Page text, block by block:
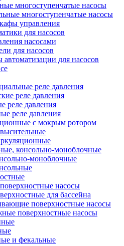
многоступенчатые насосы
многоступенчатые насосы
управления
для насосов
насосами
для насосов
для насосов
реле давления
реле давления
реле давления
реле давления
с мокрым ротором
консольно-моноблочные
моноблочные
насосы
для бассейна
поверхностные насосы
поверхностные насосы
и фекальные